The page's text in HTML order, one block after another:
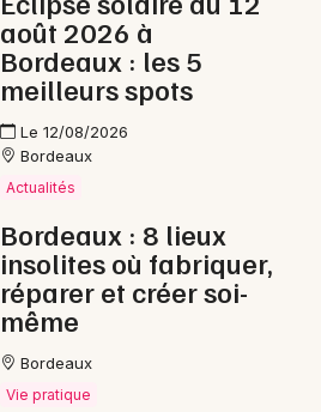
août 2026 à
Bordeaux : les 5
meilleurs spots
Le 12/08/2026
Bordeaux
Actualités
Bordeaux : 8 lieux
insolites où fabriquer,
réparer et créer soi-
même
Bordeaux
Vie pratique